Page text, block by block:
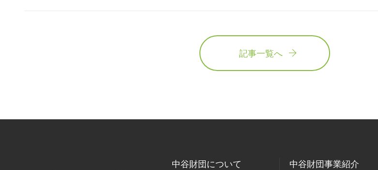
記事一覧へ
中谷財団について 中谷財団事業紹介